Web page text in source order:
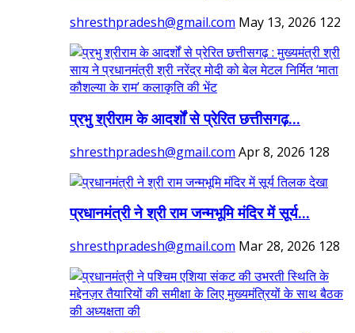
shresthpradesh@gmail.com May 13, 2026 122
प्रभु श्रीराम के आदर्शों से प्रेरित छत्तीसगढ़...
shresthpradesh@gmail.com Apr 8, 2026 128
प्रधानमंत्री ने श्री राम जन्मभूमि मंदिर में सूर्य...
shresthpradesh@gmail.com Mar 28, 2026 128